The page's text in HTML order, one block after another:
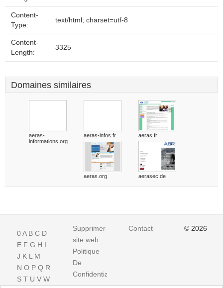
Content-
Type:
text/html; charset=utf-8
Content-
Length:
3325
Domaines similaires
aeras-
informations.org
aeras-infos.fr aeras.fr
aeras.org aerasec.de
0A B C D
E F G H I
J K L M
N O P Q R
S T U V W
Supprimer
site web
Politique
De
Confidentialite
Contact © 2026